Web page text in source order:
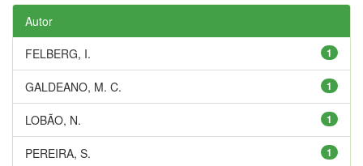
Autor
1
FELBERG, I.
1
GALDEANO, M. C.
1
LOBÃO, N.
1
PEREIRA, S.